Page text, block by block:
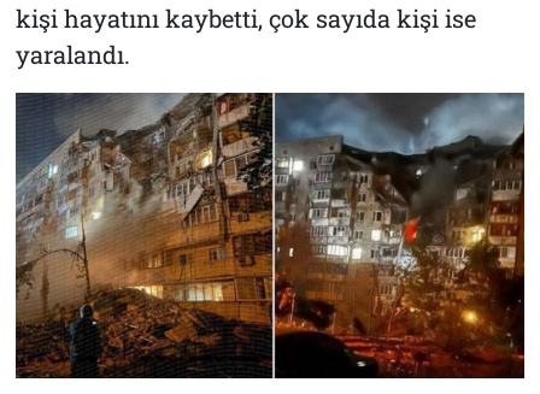
kişi hayatını kaybetti, çok sayıda kişi ise
yaralandı.